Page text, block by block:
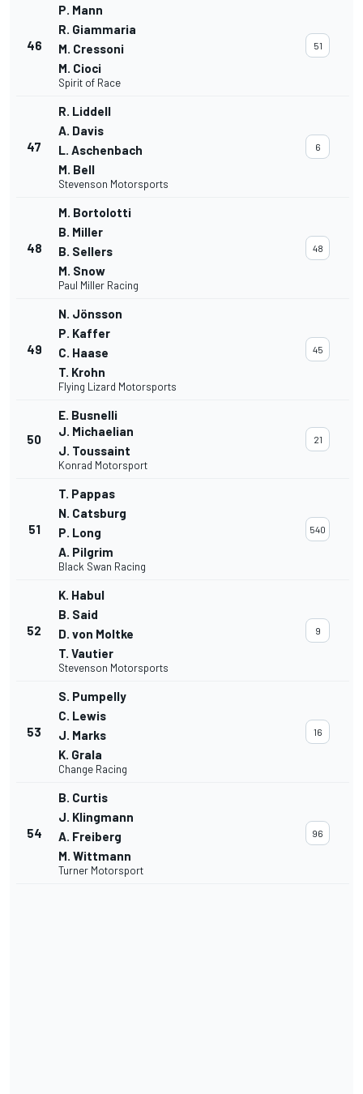
46
P. Mann
R. Giammaria
M. Cressoni
M. Cioci
Spirit of Race
51
47
R. Liddell
A. Davis
L. Aschenbach
M. Bell
Stevenson Motorsports
6
48
M. Bortolotti
B. Miller
B. Sellers
M. Snow
Paul Miller Racing
48
49
N. Jönsson
P. Kaffer
C. Haase
T. Krohn
Flying Lizard Motorsports
45
50
E. Busnelli
J. Michaelian
J. Toussaint
Konrad Motorsport
21
51
T. Pappas
N. Catsburg
P. Long
A. Pilgrim
Black Swan Racing
540
52
K. Habul
B. Said
D. von Moltke
T. Vautier
Stevenson Motorsports
9
53
S. Pumpelly
C. Lewis
J. Marks
K. Grala
Change Racing
16
54
B. Curtis
J. Klingmann
A. Freiberg
M. Wittmann
Turner Motorsport
96